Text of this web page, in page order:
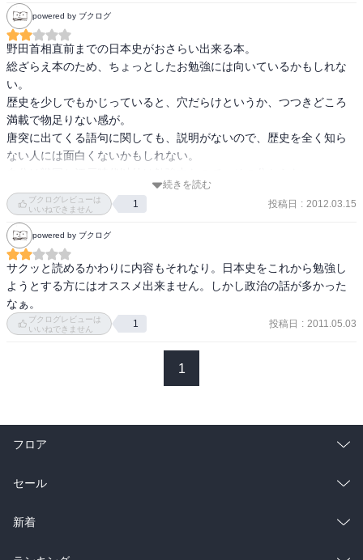
れて購入。
そして、2時間ではなく、見事に1か月を要して、ようやく読み終わ
りました...。ふぅ (´Д｀)ﾊｧ…
やっぱり歴史って面白いですね。歴史は繰り返されるということが
わかります。
また、歴史は積み重なっているということ。
上述した『学習まんが少年少女日本の歴史』も、小学校の頃は全20
巻でしたが、今はバブル時代も描かれた21巻目が発刊されている
で、菅直人内閣までが描かれていました。
それにしても、小学生時代の印象は強く、登場人物は『学習まんが
少年少女日本の歴史』のキャラクターを思い浮かんでいました。
ちなみに好きだった歴史上の人物は、桓武天皇、徳川吉宗。あと、
あんまり鮮明な記憶はないのですが、原敬。人物像より、初めての
政党内閣というのが印象深かったのかな？
powered by ブクログ
野田首相直前までの日本史がおさらい出来る本。
総ざらえ本のため、ちょっとしたお勉強には向いているかもしれな
い。
歴史を少しでもかじっていると、穴だらけというか、つつきどころ
満載で物足りない感が。
唐突に出てくる語句に関しても、説明がないので、歴史を全く知ら
ない人には面白くないかもしれない。
きたい語句を、後に自力で勉強するための、いい教科書になるか
な、と思った。
「参考書は自分で探す」ということで。
続きを読む
ブクログレビューは
いいねできません
1 投稿日 : 2012.03.15
powered by ブクログ
サクッと読めるかわりに内容もそれなり。日本史をこれから勉強し
ようとする方にはオススメ出来ません。しかし政治の話が多かった
なぁ。
ブクログレビューは
いいねできません
1 投稿日 : 2011.05.03
1
フロア
総合
ラノベ
雑誌・グラビア
セール
総合
新着